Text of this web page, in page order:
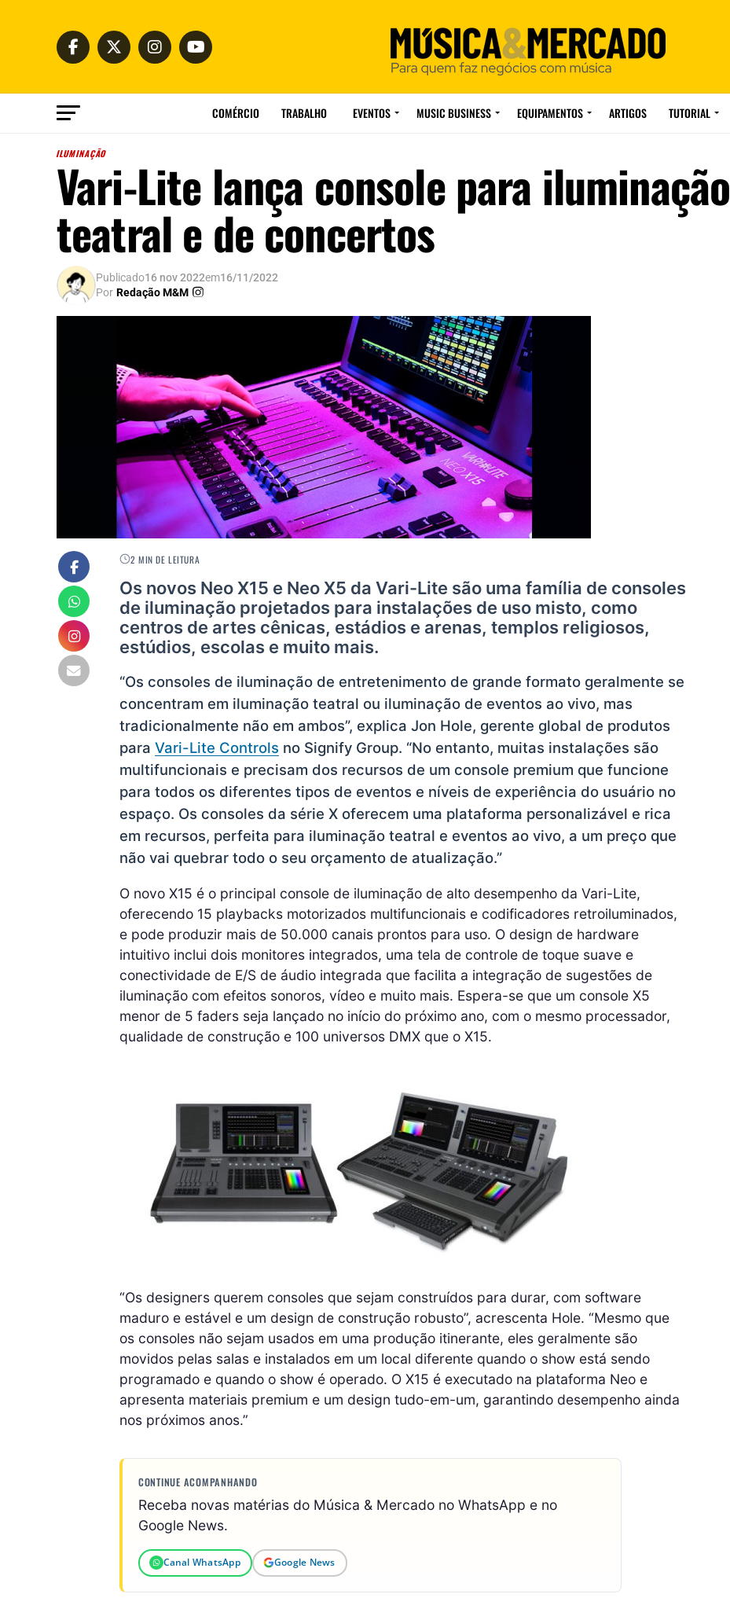
COMÉRCIO TRABALHO EVENTOS MUSIC BUSINESS EQUIPAMENTOS ARTIGOS TUTORIAL
ILUMINAÇÃO
Vari-Lite lança console para iluminação
teatral e de concertos
Publicado16 nov 2022em16/11/2022
Por Redação M&M
2 MIN DE LEITURA
Os novos Neo X15 e Neo X5 da Vari-Lite são uma família de consoles
de iluminação projetados para instalações de uso misto, como
centros de artes cênicas, estádios e arenas, templos religiosos,
estúdios, escolas e muito mais.
“Os consoles de iluminação de entretenimento de grande formato geralmente se
concentram em iluminação teatral ou iluminação de eventos ao vivo, mas
tradicionalmente não em ambos”, explica Jon Hole, gerente global de produtos
para Vari-Lite Controls no Signify Group. “No entanto, muitas instalações são
multifuncionais e precisam dos recursos de um console premium que funcione
para todos os diferentes tipos de eventos e níveis de experiência do usuário no
espaço. Os consoles da série X oferecem uma plataforma personalizável e rica
em recursos, perfeita para iluminação teatral e eventos ao vivo, a um preço que
não vai quebrar todo o seu orçamento de atualização.”
O novo X15 é o principal console de iluminação de alto desempenho da Vari-Lite,
oferecendo 15 playbacks motorizados multifuncionais e codificadores retroiluminados,
e pode produzir mais de 50.000 canais prontos para uso. O design de hardware
intuitivo inclui dois monitores integrados, uma tela de controle de toque suave e
conectividade de E/S de áudio integrada que facilita a integração de sugestões de
iluminação com efeitos sonoros, vídeo e muito mais. Espera-se que um console X5
menor de 5 faders seja lançado no início do próximo ano, com o mesmo processador,
qualidade de construção e 100 universos DMX que o X15.
“Os designers querem consoles que sejam construídos para durar, com software
maduro e estável e um design de construção robusto”, acrescenta Hole. “Mesmo que
os consoles não sejam usados ​​em uma produção itinerante, eles geralmente são
movidos pelas salas e instalados em um local diferente quando o show está sendo
programado e quando o show é operado. O X15 é executado na plataforma Neo e
apresenta materiais premium e um design tudo-em-um, garantindo desempenho ainda
nos próximos anos.”
CONTINUE ACOMPANHANDO
Receba novas matérias do Música & Mercado no WhatsApp e no
Google News.
Canal WhatsApp Google News